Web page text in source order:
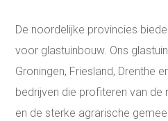
De noordelijke provincies
voor glastuinbouw. Ons
Groningen, Friesland, Drenthe
bedrijven die profiteren van de
en de sterke agrarische